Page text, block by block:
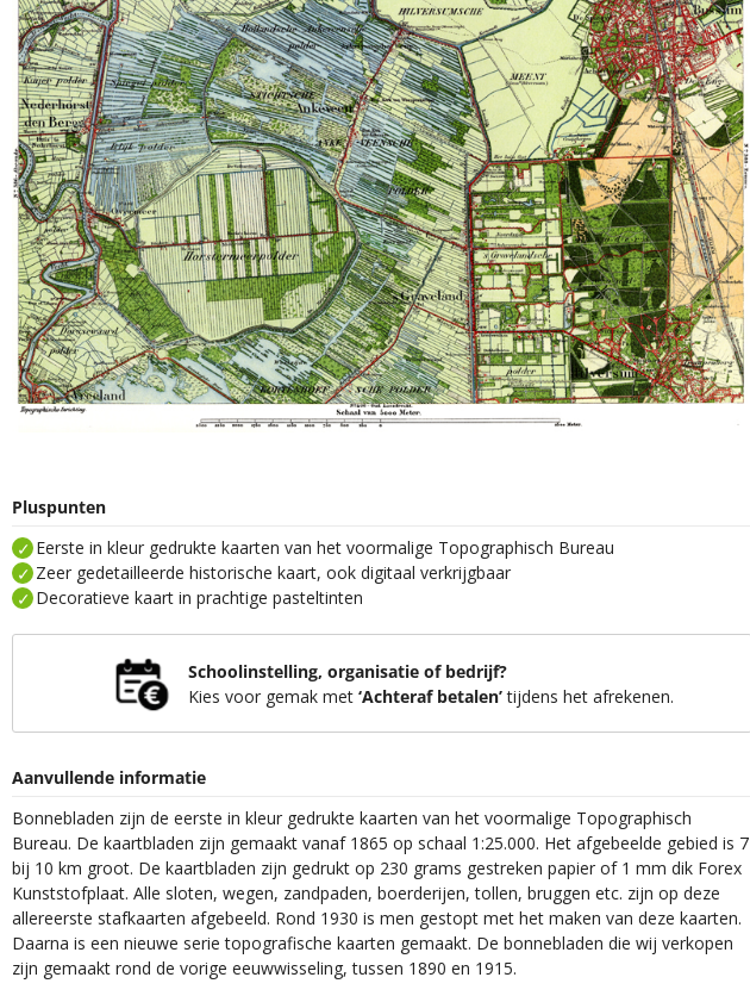
Pluspunten
Eerste in kleur gedrukte kaarten van het voormalige Topographisch Bureau
Zeer gedetailleerde historische kaart, ook digitaal verkrijgbaar
Decoratieve kaart in prachtige pasteltinten
Schoolinstelling, organisatie of bedrijf?
Kies voor gemak met ‘Achteraf betalen’tijdens het afrekenen.
Aanvullende informatie
Bonnebladen zijn de eerste in kleur gedrukte kaarten van het voormalige Topographisch
Bureau. De kaartbladen zijn gemaakt vanaf 1865 op schaal 1:25.000. Het afgebeelde gebied is 7
bij 10 km groot. De kaartbladen zijn gedrukt op 230 grams gestreken papier of 1 mm dik Forex
Kunststofplaat. Alle sloten, wegen, zandpaden, boerderijen, tollen, bruggen etc. zijn op deze
allereerste stafkaarten afgebeeld. Rond 1930 is men gestopt met het maken van deze kaarten.
Daarna is een nieuwe serie topografische kaarten gemaakt. De bonnebladen die wij verkopen
zijn gemaakt rond de vorige eeuwwisseling, tussen 1890 en 1915.